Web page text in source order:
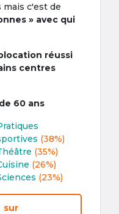
c'est de
» avec qui
réussi
centres
60 ans
(38%)
(35%)
(26%)
(23%)
sur